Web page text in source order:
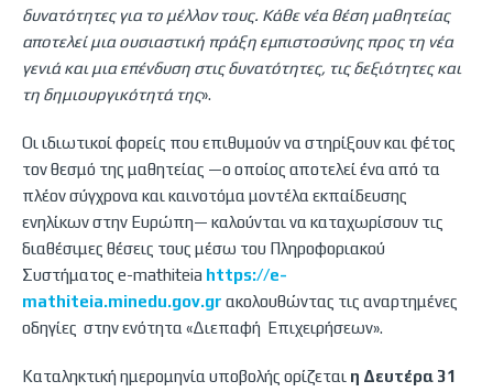
δυνατότητες για το μέλλον τους. Κάθε νέα θέση μαθητείας
αποτελεί μια ουσιαστική πράξη εμπιστοσύνης προς τη νέα
γενιά και μια επένδυση στις δυνατότητες, τις δεξιότητες και
τη δημιουργικότητά της».
Οι ιδιωτικοί φορείς που επιθυμούν να στηρίξουν και φέτος
τον θεσμό της μαθητείας —ο οποίος αποτελεί ένα από τα
πλέον σύγχρονα και καινοτόμα μοντέλα εκπαίδευσης
ενηλίκων στην Ευρώπη— καλούνται να καταχωρίσουν τις
διαθέσιμες θέσεις τους μέσω του Πληροφοριακού
Συστήματος e-mathiteia https://e-
mathiteia.minedu.gov.gr ακολουθώντας τις αναρτημένες
οδηγίες στην ενότητα «Διεπαφή Επιχειρήσεων».
Καταληκτική ημερομηνία υποβολής ορίζεται η Δευτέρα 31